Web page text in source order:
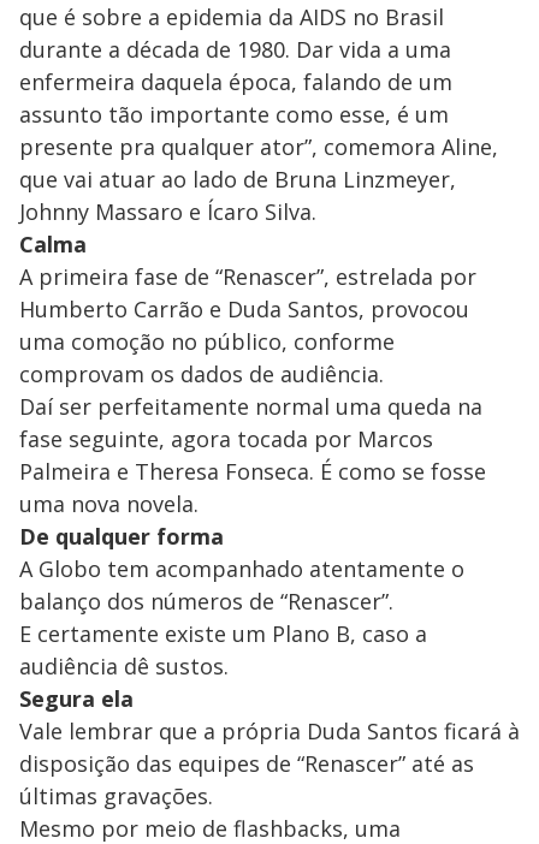
que é sobre a epidemia da AIDS no Brasil
durante a década de 1980. Dar vida a uma
enfermeira daquela época, falando de um
assunto tão importante como esse, é um
presente pra qualquer ator”, comemora Aline,
que vai atuar ao lado de Bruna Linzmeyer,
Johnny Massaro e Ícaro Silva.
Calma
A primeira fase de “Renascer”, estrelada por
Humberto Carrão e Duda Santos, provocou
uma comoção no público, conforme
comprovam os dados de audiência.
Daí ser perfeitamente normal uma queda na
fase seguinte, agora tocada por Marcos
Palmeira e Theresa Fonseca. É como se fosse
uma nova novela.
De qualquer forma
A Globo tem acompanhado atentamente o
balanço dos números de “Renascer”.
E certamente existe um Plano B, caso a
audiência dê sustos.
Segura ela
Vale lembrar que a própria Duda Santos ficará à
disposição das equipes de “Renascer” até as
últimas gravações.
Mesmo por meio de flashbacks, uma